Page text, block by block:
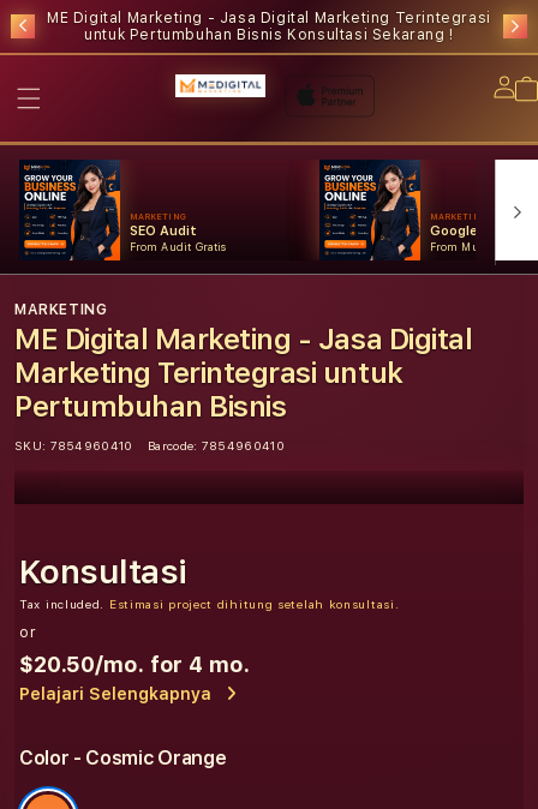
ME Digital Marketing - Jasa Digital Marketing Terintegrasi
untuk Pertumbuhan Bisnis Konsultasi Sekarang !
MARKETING
SEO Audit
From Audit Gratis
MARKETING
Google Ads
From Mulai
MARKETING
ME Digital Marketing - Jasa Digital
Marketing Terintegrasi untuk
Pertumbuhan Bisnis
SKU: 7854960410 Barcode: 7854960410
Konsultasi
Tax included. Estimasi project dihitung setelah konsultasi.
or
$20.50/mo. for 4 mo.
Pelajari Selengkapnya
Color - Cosmic Orange